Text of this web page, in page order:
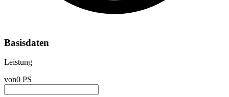
Basisdaten
Leistung
von0 PS